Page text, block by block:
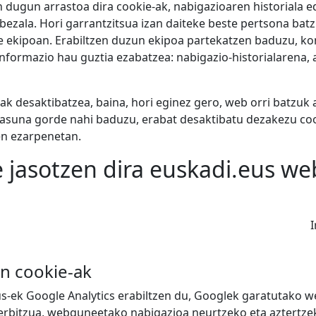
dugun arrastoa dira cookie-ak, nabigazioaren historiala
Hori garrantzitsua izan daiteke beste pertsona
ekipoan. Erabiltzen duzun ekipoa partekatzen baduzu,
hau guztia ezabatzea: nabigazio-
desaktibatzea, baina, hori eginez gero, web orri batzuk
gorde nahi baduzu, erabat desaktibatu dezakezu
ezarpenetan.
jasotzen dira euskadi.eus
cookie-ak
ek Google Analytics erabiltzen du, Googlek garatutako
webguneetako nabigazioa neurtzeko eta